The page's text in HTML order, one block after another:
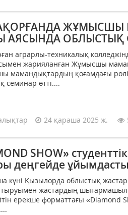
ЖҰМЫСШЫ
АЯСЫНДА ОБЛЫСТЫҚ
аграрлы-техникалық
жарияланған Жұмысшы
мамандықтардың қоғамдағы
семинар өтті....
24 қараша 2025 ж.
SHOW»
деңгейде
күні Қызылорда облыстық
жастардың
ерекше форматтағы «Diamond